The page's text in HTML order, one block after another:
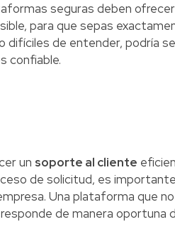
seguras deben
para que sepas
difíciles de entender, podría
confiable.
un soporte al cliente
de solicitud, es
Una plataforma que
de manera oportuna